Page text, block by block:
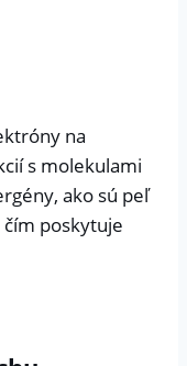
na
s molekulami
ako sú peľ
čím poskytuje